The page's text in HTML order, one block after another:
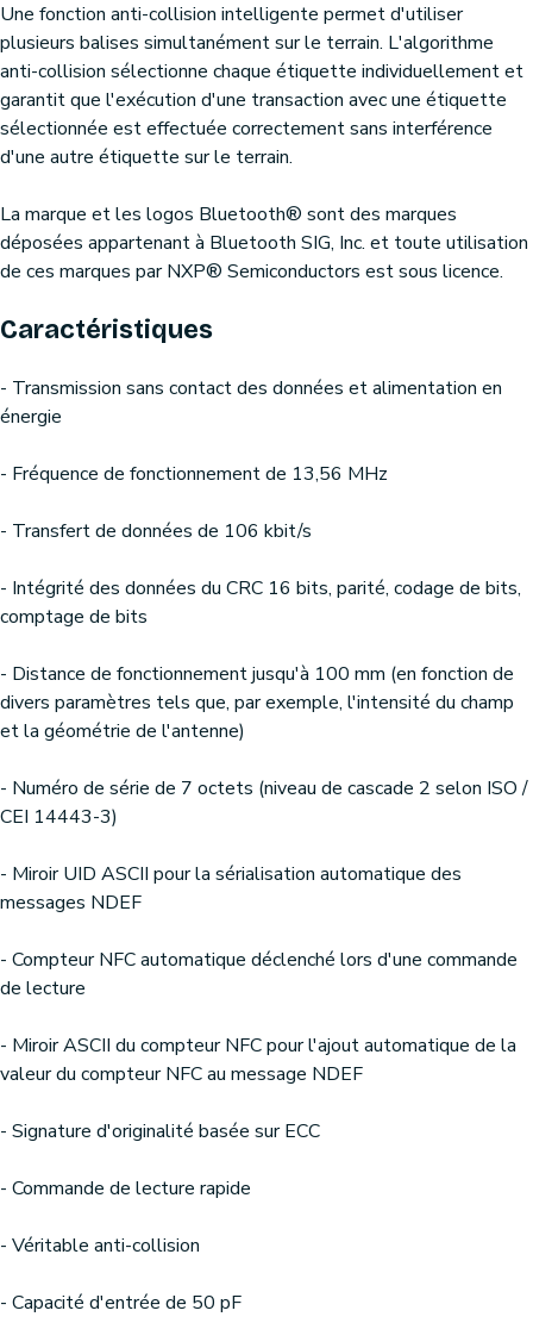
Une fonction anti-collision intelligente permet d'utiliser
plusieurs balises simultanément sur le terrain. L'algorithme
anti-collision sélectionne chaque étiquette individuellement et
garantit que l'exécution d'une transaction avec une étiquette
sélectionnée est effectuée correctement sans interférence
d'une autre étiquette sur le terrain.
La marque et les logos Bluetooth® sont des marques
déposées appartenant à Bluetooth SIG, Inc. et toute utilisation
de ces marques par NXP® Semiconductors est sous licence.
Caractéristiques
- Transmission sans contact des données et alimentation en
énergie
- Fréquence de fonctionnement de 13,56 MHz
- Transfert de données de 106 kbit/s
- Intégrité des données du CRC 16 bits, parité, codage de bits,
comptage de bits
- Distance de fonctionnement jusqu'à 100 mm (en fonction de
divers paramètres tels que, par exemple, l'intensité du champ
et la géométrie de l'antenne)
- Numéro de série de 7 octets (niveau de cascade 2 selon ISO /
CEI 14443-3)
- Miroir UID ASCII pour la sérialisation automatique des
messages NDEF
- Compteur NFC automatique déclenché lors d'une commande
de lecture
- Miroir ASCII du compteur NFC pour l'ajout automatique de la
valeur du compteur NFC au message NDEF
- Signature d'originalité basée sur ECC
- Commande de lecture rapide
- Véritable anti-collision
- Capacité d'entrée de 50 pF